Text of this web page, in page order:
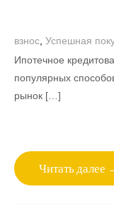
взнос Успешная
Ипотечное
популярных
рынок […]
Читать далее